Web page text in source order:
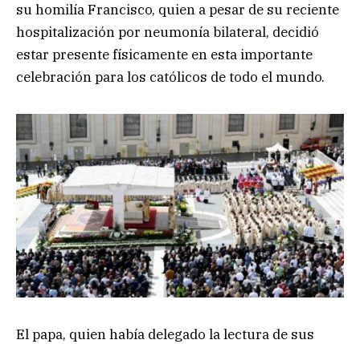
su homilía Francisco, quien a pesar de su reciente
hospitalización por neumonía bilateral, decidió
estar presente físicamente en esta importante
celebración para los católicos de todo el mundo.
El papa, quien había delegado la lectura de sus